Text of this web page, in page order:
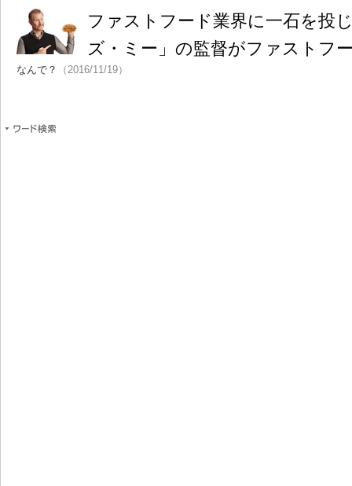
ファストフード業界に一石を投
ズ・ミー」の監督がファストフ
なんで？ （2016/11/19）